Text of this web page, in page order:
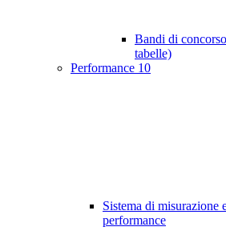
Bandi di
tabelle)
Performance 10
Sistema di misurazione
performance